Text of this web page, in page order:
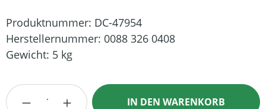
Produktnummer: DC-47954
Herstellernummer: 0088 326 0408
Gewicht: 5 kg
Produkt Anzahl: Gib den gewünschten
IN DEN WARENKORB